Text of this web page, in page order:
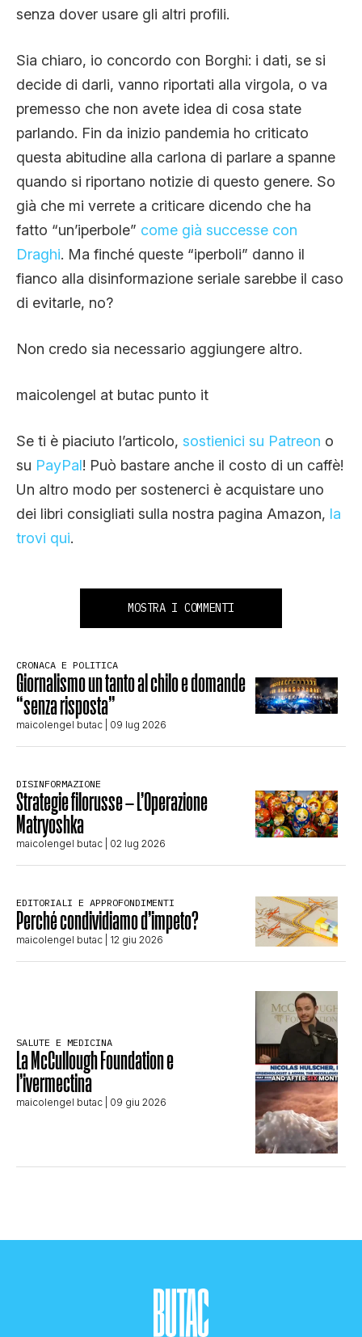
senza dover usare gli altri profili.
Sia chiaro, io concordo con Borghi: i dati, se si
decide di darli, vanno riportati alla virgola, o va
premesso che non avete idea di cosa state
parlando. Fin da inizio pandemia ho criticato
questa abitudine alla carlona di parlare a spanne
quando si riportano notizie di questo genere. So
già che mi verrete a criticare dicendo che ha
fatto “un’iperbole” come già successe con
Draghi. Ma finché queste “iperboli” danno il
fianco alla disinformazione seriale sarebbe il caso
di evitarle, no?
Non credo sia necessario aggiungere altro.
maicolengel at butac punto it
Se ti è piaciuto l’articolo, sostienici su Patreon o
su PayPal! Può bastare anche il costo di un caffè!
Un altro modo per sostenerci è acquistare uno
dei libri consigliati sulla nostra pagina Amazon, la
trovi qui.
MOSTRA I COMMENTI
CRONACA E POLITICA
Giornalismo un tanto al chilo e domande
“senza risposta”
maicolengel butac | 09 lug 2026
DISINFORMAZIONE
Strategie filorusse – L’Operazione
Matryoshka
maicolengel butac | 02 lug 2026
EDITORIALI E APPROFONDIMENTI
Perché condividiamo d’impeto?
maicolengel butac | 12 giu 2026
SALUTE E MEDICINA
La McCullough Foundation e
l’ivermectina
maicolengel butac | 09 giu 2026